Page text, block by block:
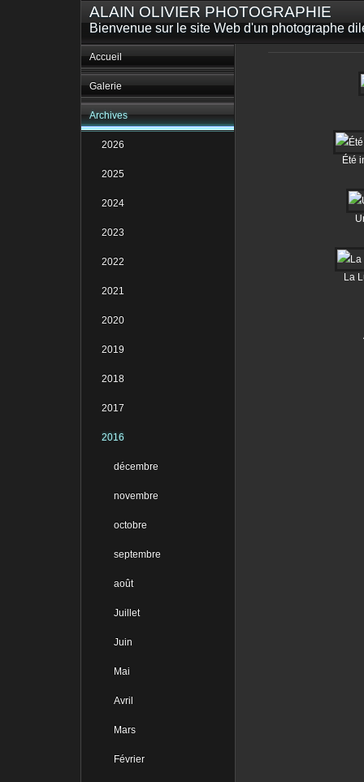
ALAIN OLIVIER PHOTOGRAPHIE
Bienvenue sur le site Web d'un photographe
Accueil
Galerie
Archives
2026
2025
2024
2023
2022
2021
2020
2019
2018
2017
2016
décembre
novembre
octobre
septembre
août
Juillet
Juin
Mai
Avril
Mars
Février
Été
La